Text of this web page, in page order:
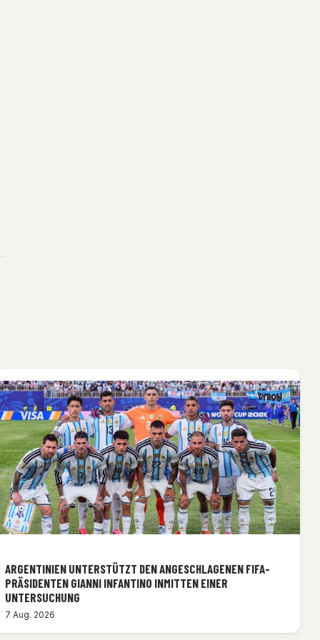
ARGENTINIEN UNTERSTÜTZT DEN ANGESCHLAGENEN FIFA-
PRÄSIDENTEN GIANNI INFANTINO INMITTEN EINER
UNTERSUCHUNG
7 Aug. 2026